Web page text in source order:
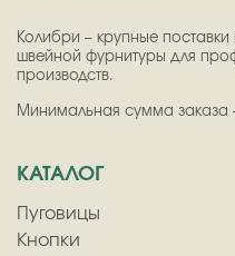
Колибри – крупные поставки
швейной фурнитуры для
производств.
Минимальная сумма заказа
КАТАЛОГ
Пуговицы
Кнопки